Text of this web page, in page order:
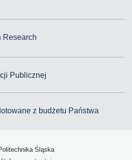
Research
Publicznej
z budżetu Państwa
Śląska